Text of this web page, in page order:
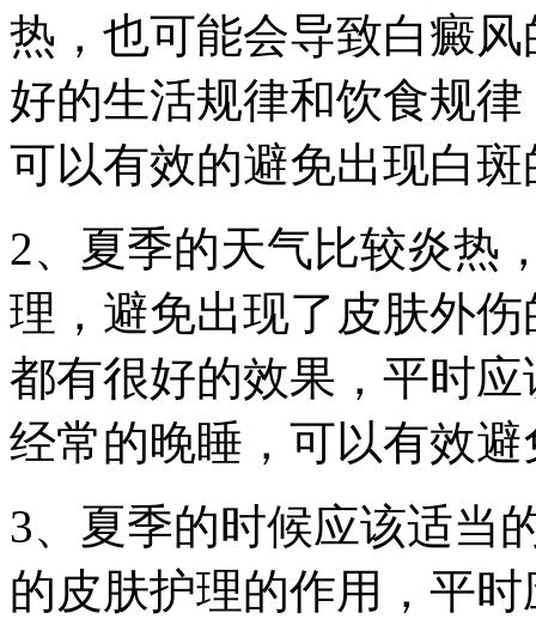
热，也可能会导致白癜
好的生活规律和饮食规
可以有效的避免出现白
2、夏季的天气比较炎热
理，避免出现了皮肤外
都有很好的效果，平时
经常的晚睡，可以有效
3、夏季的时候应该适当
的皮肤护理的作用，平